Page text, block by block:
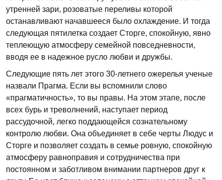
утренней зари, розоватые переливы которой
останавливают начавшееся было охлаждение. И тогда
следующая пятилетка создает Сторге, спокойную, явно
теплеющую атмосферу семейной повседневности,
вводя ее в надежное русло любви и дружбы.
Следующие пять лет этого 30-летнего ожерелья ученые
назвали Прагма. Если вы вспомнили слово
«прагматичность», то вы правы. На этом этапе, после
всех бурь и треволнений, наступает период
рассудочной, легко поддающейся сознательному
контролю любви. Она объединяет в себе черты Людус и
Сторге и позволяет создать в семье ровную, спокойную
атмосферу равноправия и сотрудничества при
постоянном и заботливом внимании партнеров друг к